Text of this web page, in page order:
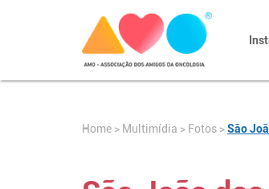
Home > Multimídia > Fotos >São